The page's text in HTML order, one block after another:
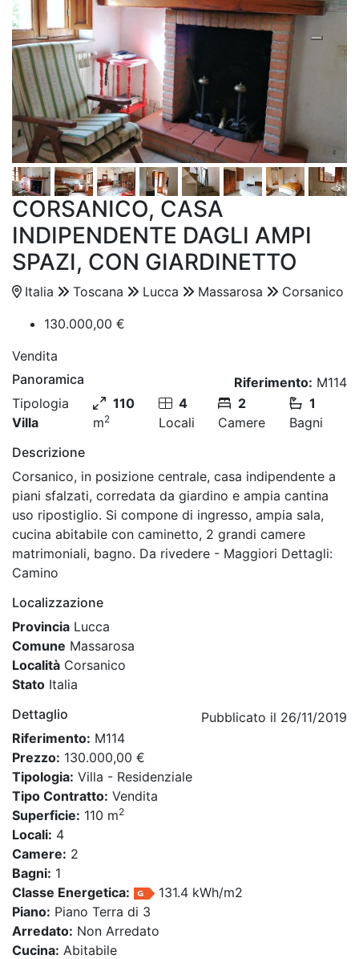
CORSANICO, CASA
INDIPENDENTE DAGLI AMPI
SPAZI, CON GIARDINETTO
Italia Toscana Lucca Massarosa
Corsanico
130.000,00 €
Vendita
Panoramica
Riferimento: M114
Tipologia
Villa
110
m2
4
Locali
2
Camere
1
Bagni
Descrizione
Corsanico, in posizione centrale, casa indipendente a
piani sfalzati, corredata da giardino e ampia cantina
uso ripostiglio. Si compone di ingresso, ampia sala,
cucina abitabile con caminetto, 2 grandi camere
matrimoniali, bagno. Da rivedere - Maggiori Dettagli:
Camino
Localizzazione
Provincia Lucca
Comune Massarosa
Località Corsanico
Stato Italia
Dettaglio
Pubblicato il 26/11/2019
Riferimento: M114
Prezzo: 130.000,00 €
Tipologia: Villa - Residenziale
Tipo Contratto: Vendita
Superficie: 110 m2
Locali: 4
Camere: 2
Bagni: 1
Classe Energetica:
131.4 kWh/m2
Piano: Piano Terra di 3
Arredato: Non Arredato
Cucina: Abitabile